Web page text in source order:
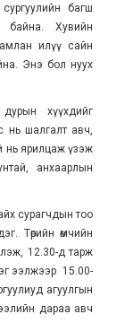
багш
байна. Хувийн
амлан илүү сайн
Энэ бол нуух
хүүхдийг
нь шалгалт авч,
нь ярилцаж үзэж
анхаарлын
сурагчдын тоо
Төрийн өмчийн
12.30-д тарж
ээлжээр 15.00-
агуулгын
дараа авч